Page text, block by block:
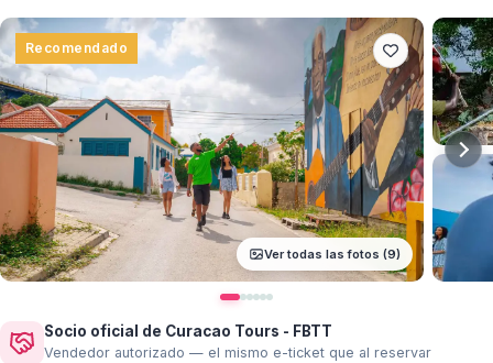
Recomendado
Ver todas las fotos (9)
Socio oficial de Curacao Tours - FBTT
Vendedor autorizado — el mismo e-ticket que al reservar